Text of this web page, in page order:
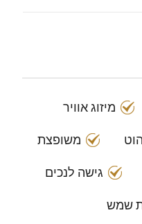
מיזוג אוויר
משופצת
גישה לנכים
שמש